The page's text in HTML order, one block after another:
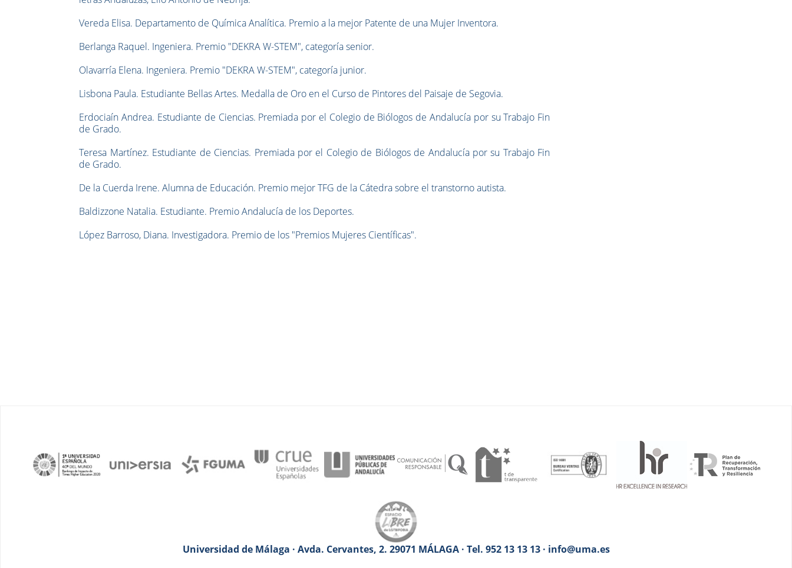
Vereda Elisa. Departamento de Química Analítica. Premio a la mejor Patente de una Mujer Inventora.
Berlanga Raquel. Ingeniera. Premio "DEKRA W-STEM", categoría senior.
Olavarría Elena. Ingeniera. Premio "DEKRA W-STEM", categoría junior.
Lisbona Paula. Estudiante Bellas Artes. Medalla de Oro en el Curso de Pintores del Paisaje de Segovia.
Erdociaín Andrea. Estudiante de Ciencias. Premiada por el Colegio de Biólogos de Andalucía por su Trabajo Fin
de Grado.
Teresa Martínez. Estudiante de Ciencias. Premiada por el Colegio de Biólogos de Andalucía por su Trabajo Fin
de Grado.
De la Cuerda Irene. Alumna de Educación. Premio mejor TFG de la Cátedra sobre el transtorno autista.
Baldizzone Natalia. Estudiante. Premio Andalucía de los Deportes.
López Barroso, Diana. Investigadora. Premio de los "Premios Mujeres Científicas".
Universidad de Málaga · Avda. Cervantes, 2. 29071 MÁLAGA · Tel. 952 13 13 13 · info@uma.es